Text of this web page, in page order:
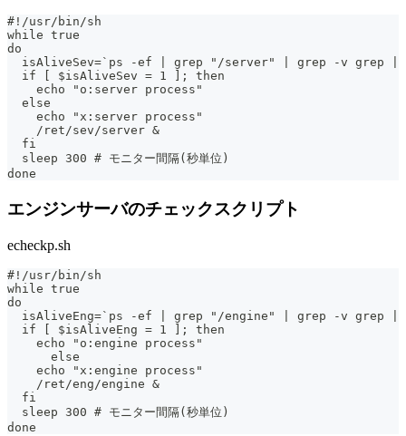
#!/usr/bin/sh
while true
do
isAliveSev=`ps -ef | grep "/server" | grep -v grep |
  if [ $isAliveSev = 1 ]; then
    echo "o:server process"
  else
    echo "x:server process"
    /ret/sev/server &
  fi
  sleep 300 # モニター間隔(秒単位)
done
エンジンサーバのチェックスクリプト
echeckp.sh
#!/usr/bin/sh
while true
do
isAliveEng=`ps -ef | grep "/engine" | grep -v grep |
  if [ $isAliveEng = 1 ]; then
    echo "o:engine process"
      else
    echo "x:engine process"
    /ret/eng/engine &
  fi
  sleep 300 # モニター間隔(秒単位)
done